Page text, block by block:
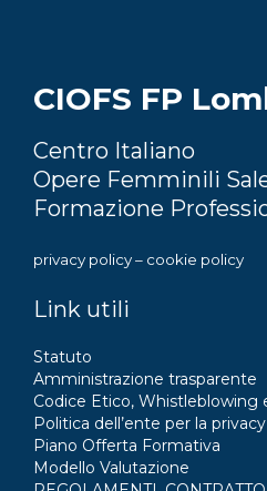
CIOFS FP
Centro Italiano
Opere Femminili
Formazione
privacy policy– cookie policy
Link utili
Statuto
Amministrazione trasparente
Codice Etico, Whistleblowing
Politica dell’ente per la
Piano Offerta Formativa
Modello Valutazione